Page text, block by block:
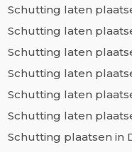
Schutting laten
Schutting laten
Schutting laten
Schutting laten
Schutting laten
Schutting laten
Schutting plaatsen in